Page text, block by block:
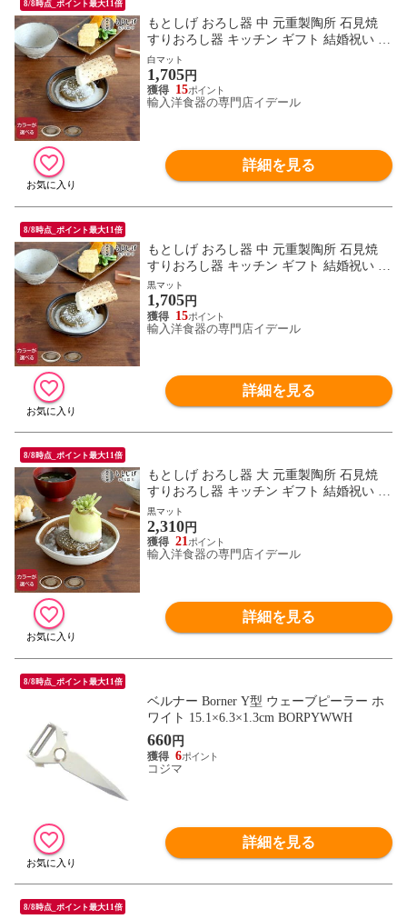
8/8時点_ポイント最大11倍
もとしげ おろし器 中 元重製陶所 石見焼
すりおろし器 キッチン ギフト 結婚祝い プ
レゼント 贈り物 【キッチン用品】【ギフ
ト】
白マット
1,705円
15
輸入洋食器の専門店イデール
詳細を見る
8/8時点_ポイント最大11倍
もとしげ おろし器 中 元重製陶所 石見焼
すりおろし器 キッチン ギフト 結婚祝い プ
レゼント 贈り物 【キッチン用品】【ギフ
ト】
黒マット
1,705円
15
輸入洋食器の専門店イデール
詳細を見る
8/8時点_ポイント最大11倍
もとしげ おろし器 大 元重製陶所 石見焼
すりおろし器 キッチン ギフト 結婚祝い プ
レゼント 贈り物 【キッチン用品】【ギフ
ト】
黒マット
2,310円
21
輸入洋食器の専門店イデール
詳細を見る
8/8時点_ポイント最大11倍
ベルナー Borner Y型 ウェーブピーラー ホ
ワイト 15.1×6.3×1.3cm BORPYWWH
660円
6
コジマ
詳細を見る
8/8時点_ポイント最大11倍